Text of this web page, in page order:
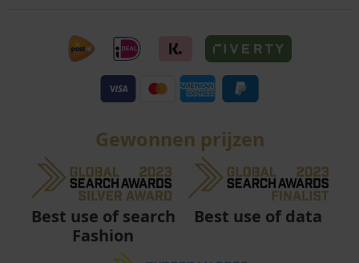
Gewonnen prijzen
Best use of search
Fashion
Best use of data